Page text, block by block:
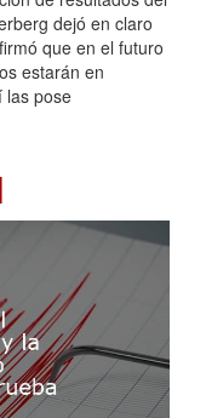
dejó en claro
que en el futuro
estarán en
las pose